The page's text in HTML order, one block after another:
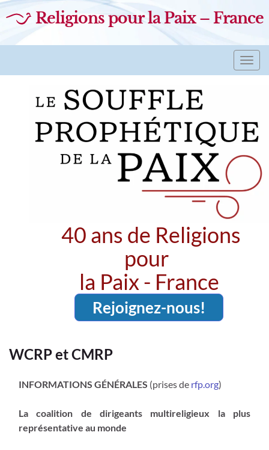
Religions pour la Paix – France
40 ans de Religions
pour
la Paix - France
Rejoignez-nous!
WCRP et CMRP
INFORMATIONS GÉNÉRALES (prises de rfp.org)
La coalition de dirigeants multireligieux la plus
représentative au monde